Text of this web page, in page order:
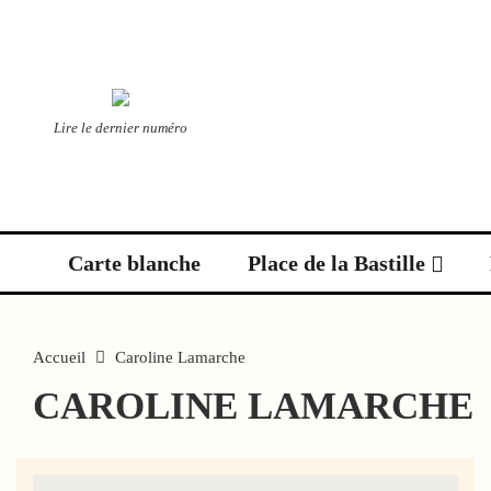
Lire le dernier numéro
Carte blanche Place de la Bastille
Accueil Caroline Lamarche
CAROLINE LAMARCHE